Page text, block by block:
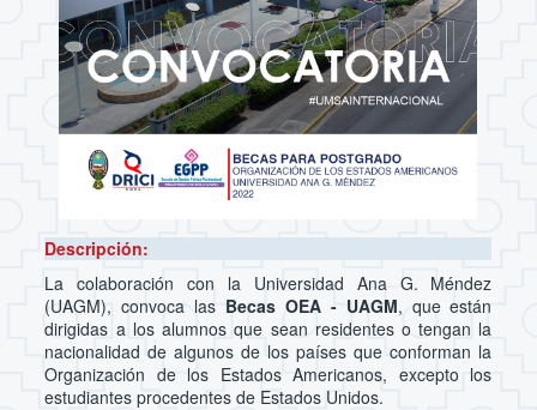
Descripción:
La colaboración con la Universidad Ana G. Méndez
(UAGM), convoca las Becas OEA - UAGM, que están
dirigidas a los alumnos que sean residentes o tengan la
nacionalidad de algunos de los países que conforman la
Organización de los Estados Americanos, excepto los
estudiantes procedentes de Estados Unidos.